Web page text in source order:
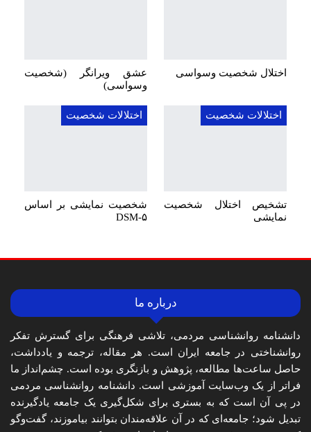
اختلال شخصیت وسواسی
عشق ویرانگر (شخصیت
وسواسی)
اختلالات شخصیت
تشخیص اختلال شخصیت
نمایشی
اختلالات شخصیت
شخصیت نمایشی بر اساس
DSM-۵
درباره ما
دانشنامه روانشناسی مردمی، تلاشی فرهنگی برای گسترش تفکر
روانشناختی در جامعه ایران است. هر مقاله، ترجمه و یادداشت،
حاصل ساعت‌ها مطالعه، پژوهش و بازنگری بوده است. چشم‌انداز ما
فراتر از یک وب‌سایت آموزشی است. دانشنامه روانشناسی مردمی
در پی آن است که به بستری برای شکل‌گیری یک جامعه یادگیرنده
تبدیل شود؛ جامعه‌ای که در آن علاقه‌مندان بتوانند بیاموزند، گفت‌وگو